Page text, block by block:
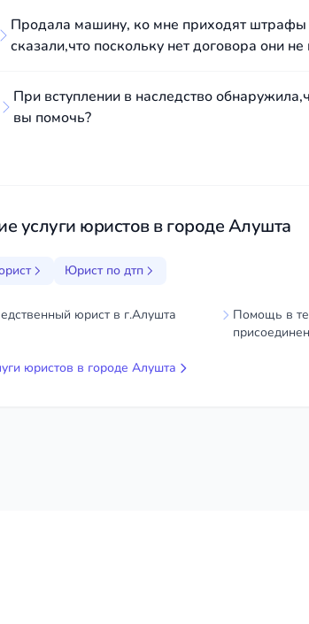
Продала машину, ко мне приходят
сказали,что поскольку нет договора они
При вступлении в наследство
вы помочь?
услуги юристов в городе Алушта
Юрист по дтп
юрист в г.Алушта
Помощь в
юристов в городе Алушта